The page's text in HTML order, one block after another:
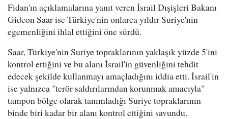
Fidan'ın açıklamalarına yanıt veren İsrail Dışişleri Bakanı
Gideon Saar ise Türkiye'nin onlarca yıldır Suriye'nin
egemenliğini ihlal ettiğini öne sürdü.
Saar, Türkiye'nin Suriye topraklarının yaklaşık yüzde 5'ini
kontrol ettiğini ve bu alanı İsrail'in güvenliğini tehdit
edecek şekilde kullanmayı amaçladığını iddia etti. İsrail'in
ise yalnızca "terör saldırılarından korunmak amacıyla"
tampon bölge olarak tanımladığı Suriye topraklarının
binde biri kadar bir alanı kontrol ettiğini savundu.